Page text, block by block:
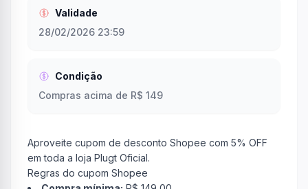
Validade
28/02/2026 23:59
Condição
Compras acima de R$ 149
Aproveite cupom de desconto Shopee com 5% OFF
em toda a loja Plugt Oficial.
Regras do cupom Shopee